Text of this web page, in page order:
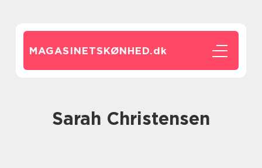
MAGASINETSKØNHED.dk
Sarah Christensen